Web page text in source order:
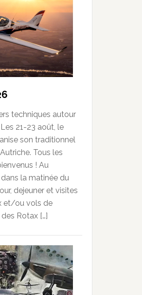
techniques autour
21-23 août, le
son traditionnel
Tous les
! Au
la matinée du
dejeuner et visites
et/ou vols de
Rotax […]